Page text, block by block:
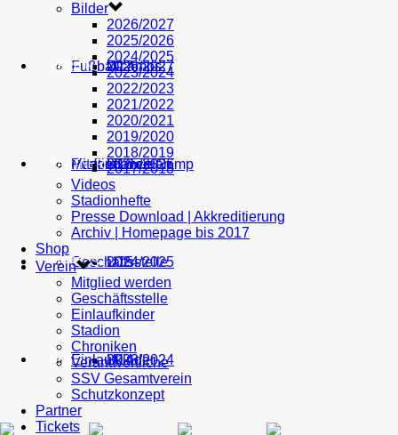
U17
U16
U15
U14
Fußballcamps
Performance Camp
2026/2027
2025/2026
2024/2025
2023/2024
VEREIN
Mitglied werden
Geschäftsstelle
Einlaufkinder
PARTNER
TICKETS
NEWS
Bilder
2026/2027
2025/2026
2024/2025
2023/2024
2022/2023
2021/2022
2020/2021
2019/2020
2018/2019
2017/2018
Videos
Stadionhefte
Presse Download | Akkreditierung
Archiv | Homepage bis 2017
Shop
Verein
Mitglied werden
Geschäftsstelle
Einlaufkinder
Stadion
Chroniken
Verantwortliche
SSV Gesamtverein
Schutzkonzept
Partner
Tickets